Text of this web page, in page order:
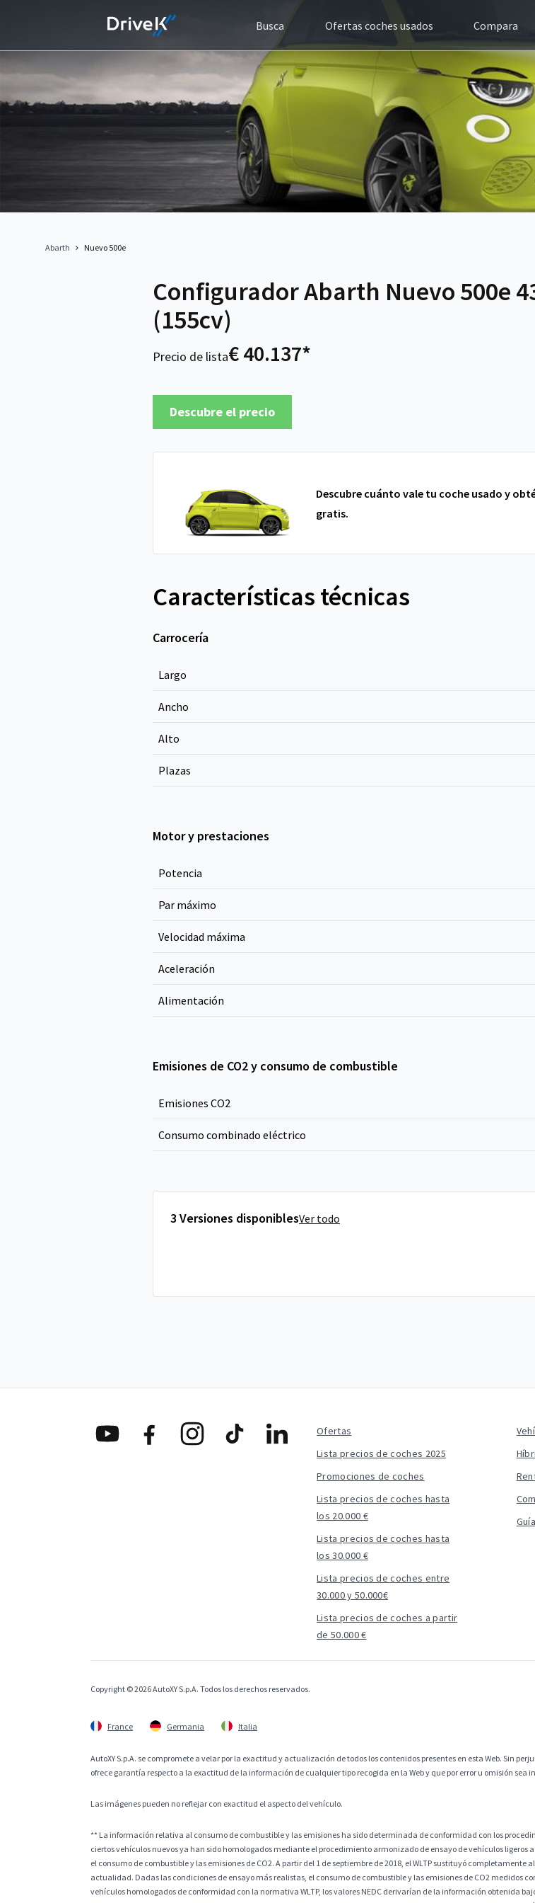
Busca Ofertas coches usados Compara
Abarth Nuevo 500e
Configurador Abarth Nuevo 500e
(155cv)
Precio de lista€ 40.137*
Descubre el precio
Descubre cuánto vale tu coche usado y
gratis.
Características técnicas
Carrocería
Largo
Ancho
Alto
Plazas
Motor y prestaciones
Potencia
Par máximo
Velocidad máxima
Aceleración
Alimentación
Emisiones de CO2 y consumo de combustible
Emisiones CO2
Consumo combinado eléctrico
3 Versiones disponiblesVer todo
Ofertas
Lista precios de coches 2025
Promociones de coches
Lista precios de coches hasta
los 20.000 €
Lista precios de coches hasta
los 30.000 €
Lista precios de coches entre
30.000 y 50.000€
Lista precios de coches a partir
de 50.000 €
Copyright © 2026 AutoXY S.p.A. Todos los derechos reservados.
France Germania Italia
AutoXY S.p.A. se compromete a velar por la exactitud y actualización de todos los contenidos presentes en esta Web. Sin
ofrece garantía respecto a la exactitud de la información de cualquier tipo recogida en la Web y que por error u omisión
Las imágenes pueden no reflejar con exactitud el aspecto del vehículo.
** La información relativa al consumo de combustible y las emisiones ha sido determinada de conformidad con los
ciertos vehículos nuevos ya han sido homologados mediante el procedimiento armonizado de ensayo de vehículos
el consumo de combustible y las emisiones de CO2. A partir del 1 de septiembre de 2018, el WLTP sustituyó
actualidad. Dadas las condiciones de ensayo más realistas, el consumo de combustible y las emisiones de CO2 medidos
vehículos homologados de conformidad con la normativa WLTP, los valores NEDC derivarían de la información obtenida